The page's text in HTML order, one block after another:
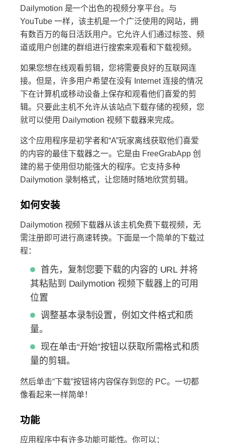
Dailymotion 是一个出色的视频分享平台。与
YouTube 一样，该主机是一个广泛使用的网站，拥
有数百万的每日活跃用户。它允许人们通过标签、频
道或用户创建的群组进行搜索来观看和下载视频。
如果您想在线观看剪辑，您将需要良好的互联网连
接。但是，许多用户希望在没有 Internet 连接的情况
下在计算机或移动设备上保存和观看他们喜爱的剪
辑。只要此主机不允许从该站点下载存储的视频，您
就可以使用 Dailymotion 视频下载器来完成。
这个应用程序是初学者和“A”玩家离线获取他们喜爱
的内容的最佳下载器之一。它是由 FreeGrabApp 创
建的易于使用但功能强大的程序。它支持多种
Dailymotion 录制格式，让您随时随地欣赏剪辑。
如何安装
Dailymotion 视频下载器从该主机免费下载视频，无
需注册即可进行高速转换。下面是一个简单的下载过
程：
首先，复制您要下载的内容的 URL 并将
其粘贴到 Dailymotion 视频下载器上的可用
位置
调整基本录制设置，例如文件格式和质
量。
现在单击“开始”按钮以获取所需格式和质
量的剪辑。
然后单击“下载”按钮将内容保存到您的 PC。一切都
像看起来一样简单！
功能
应用程序中有许多功能可能性。你可以：